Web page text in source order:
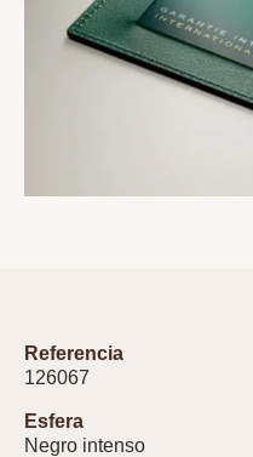
Referencia
126067
Esfera
Negro intenso